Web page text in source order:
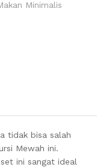
Minimalis
tidak bisa salah
Mewah ini.
ini sangat ideal